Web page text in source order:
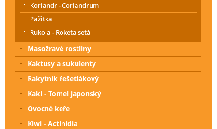
Koriandr - Coriandrum
Pažitka
Rukola - Roketa setá
Masožravé rostliny
Kaktusy a sukulenty
Rakytník řešetlákový
Kaki - Tomel japonský
Ovocné keře
Kiwi - Actinidia